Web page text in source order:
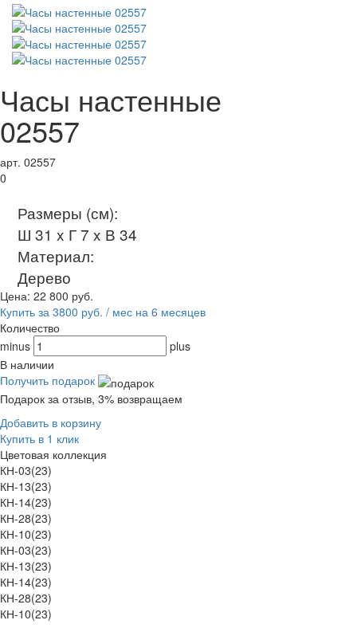
Часы настенные
02557
арт. 02557
0
Размеры (см):
Ш 31 x Г 7 x В 34
Материал:
Дерево
Цена: 22 800 руб.
Купить за 3800 руб. / мес на 6 месяцев
Количество
minus
plus
В наличии
Получить подарок
Подарок за отзыв, 3% возвращаем
Добавить в корзину
Купить в 1 клик
Цветовая коллекция
КН-03(23)
КН-13(23)
КН-14(23)
КН-28(23)
КН-10(23)
КН-03(23)
КН-13(23)
КН-14(23)
КН-28(23)
КН-10(23)